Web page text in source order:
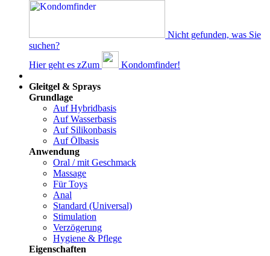
Nicht gefunden, was Sie
suchen?
Hier geht es zZum
Kondomfinder!
Gleitgel & Sprays
Grundlage
Auf Hybridbasis
Auf Wasserbasis
Auf Silikonbasis
Auf Ölbasis
Anwendung
Oral / mit Geschmack
Massage
Für Toys
Anal
Standard (Universal)
Stimulation
Verzögerung
Hygiene & Pflege
Eigenschaften